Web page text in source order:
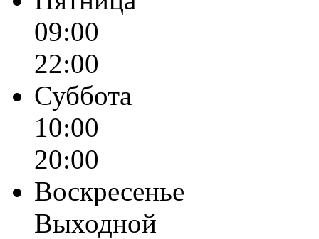
09:00
22:00
Суббота
10:00
20:00
Воскресенье
Выходной